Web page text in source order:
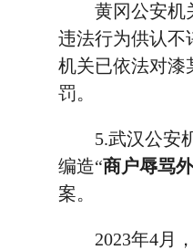
黄冈公安机
违法行为供认不
机关已依法对漆
罚。
5.武汉公安机
编造“商户辱骂
案。
2023年4月，